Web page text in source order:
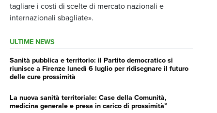
tagliare i costi di scelte di mercato nazionali e
internazionali sbagliate».
ULTIME NEWS
Sanità pubblica e territorio: il Partito democratico si
riunisce a Firenze lunedì 6 luglio per ridisegnare il futuro
delle cure prossimità
La nuova sanità territoriale: Case della Comunità,
medicina generale e presa in carico di prossimità”